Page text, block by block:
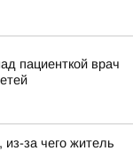
пациенткой врач
за чего житель